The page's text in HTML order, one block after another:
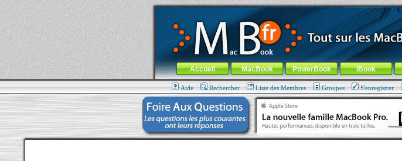
MacBook-fr.com : 100% Apple... 100% nomade !
Aller au contenu-Aller au menu général-Aller au menu de la rubrique
Menu général
Accueil MacBook PowerBook iBook
Aide Rechercher Liste des Membres Groupes S'enregistrer